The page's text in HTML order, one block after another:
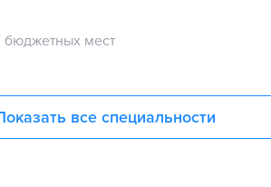
бюджетных мест
все специальности